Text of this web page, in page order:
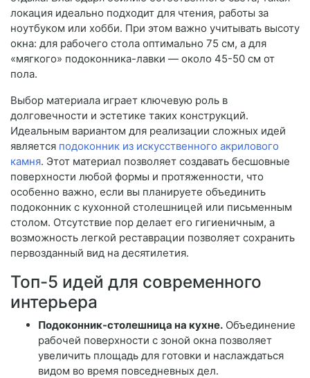
локация идеально подходит для чтения, работы за
ноутбуком или хобби. При этом важно учитывать высоту
окна: для рабочего стола оптимально 75 см, а для
«мягкого» подоконника-лавки — около 45-50 см от
пола.
Выбор материала играет ключевую роль в
долговечности и эстетике таких конструкций.
Идеальным вариантом для реализации сложных идей
является подоконник из искусственного акрилового
камня. Этот материал позволяет создавать бесшовные
поверхности любой формы и протяженности, что
особенно важно, если вы планируете объединить
подоконник с кухонной столешницей или письменным
столом. Отсутствие пор делает его гигиеничным, а
возможность легкой реставрации позволяет сохранить
первозданный вид на десятилетия.
Топ-5 идей для современного
интерьера
Подоконник-столешница на кухне. Объединение
рабочей поверхности с зоной окна позволяет
увеличить площадь для готовки и наслаждаться
видом во время повседневных дел.